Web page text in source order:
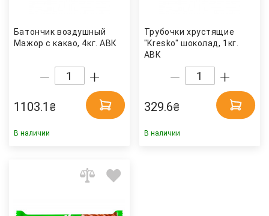
Батончик воздушный
Мажор с какао, 4кг. АВК
1103.1 ₴
В наличии
Трубочки хрустящие
"Kresko" шоколад, 1кг.
АВК
329.6₴
В наличии